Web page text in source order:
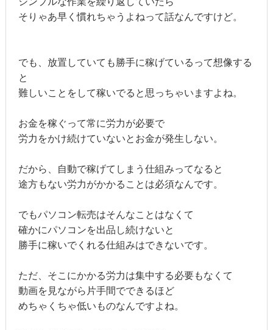
そりゃあ早く慣れちゃうよねって話なんですけど。
でも、放置していても勝手に稼げているって想像する
と
難しいことをして稼いでると思っちゃいますよね。
お金を稼ぐって常に労力が必要で
労力をかけ続けていないとお金が発生しない。
だから、自動で稼げてしまう仕組みってなると
途方もない労力がかかることは必須なんです。
でもパソコン転売はそんなことはなくて
確かにパソコンを出品し続けないと
勝手に稼いでくれる仕組みはできないです。
ただ、そこにかかる労力は集中する必要もなくて
動画を見ながら片手間でできるほど
めちゃくちゃ低いものなんですよね。